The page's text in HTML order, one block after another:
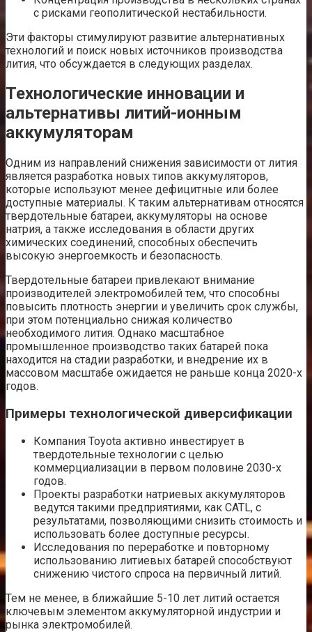
с рисками геополитической нестабильности.
Эти факторы стимулируют развитие альтернативных
технологий и поиск новых источников производства
лития, что обсуждается в следующих разделах.
Технологические инновации и
альтернативы литий-ионным
аккумуляторам
Одним из направлений снижения зависимости от лития
является разработка новых типов аккумуляторов,
которые используют менее дефицитные или более
доступные материалы. К таким альтернативам относятся
твердотельные батареи, аккумуляторы на основе
натрия, а также исследования в области других
химических соединений, способных обеспечить
высокую энергоемкость и безопасность.
Твердотельные батареи привлекают внимание
производителей электромобилей тем, что способны
повысить плотность энергии и увеличить срок службы,
при этом потенциально снижая количество
необходимого лития. Однако масштабное
промышленное производство таких батарей пока
находится на стадии разработки, и внедрение их в
массовом масштабе ожидается не раньше конца 2020-х
годов.
Примеры технологической диверсификации
Компания Toyota активно инвестирует в
твердотельные технологии с целью
коммерциализации в первом половине 2030-х
годов.
Проекты разработки натриевых аккумуляторов
ведутся такими предприятиями, как CATL, с
результатами, позволяющими снизить стоимость и
использовать более доступные ресурсы.
Исследования по переработке и повторному
использованию литиевых батарей способствуют
снижению чистого спроса на первичный литий.
Тем не менее, в ближайшие 5-10 лет литий остается
ключевым элементом аккумуляторной индустрии и
рынка электромобилей.